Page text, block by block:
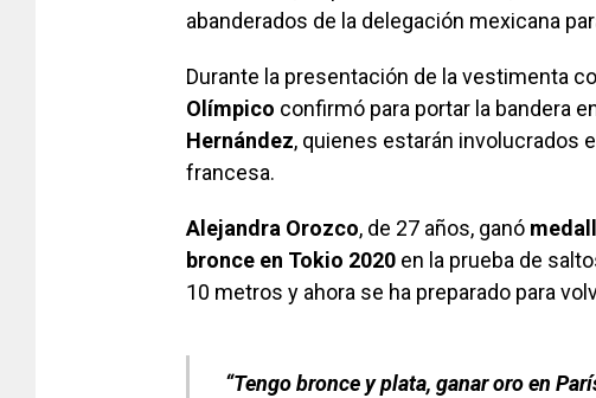
abanderados de la delegación mexicana
Durante la presentación de la vestimenta
Olímpico confirmó para portar la bandera
Hernández, quienes estarán involucrados
francesa.
Alejandra Orozco, de 27 años, ganó
bronce en Tokio 2020 en la prueba de
10 metros y ahora se ha preparado para
“Tengo bronce y plata, ganar oro en